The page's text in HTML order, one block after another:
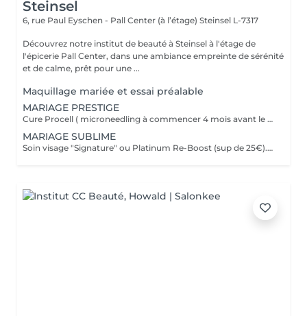
Steinsel
6, rue Paul Eyschen - Pall Center (à l’étage) Steinsel L-7317
Découvrez notre institut de beauté à Steinsel à l'étage de
l'épicerie Pall Center, dans une ambiance empreinte de sérénité
et de calme, prêt pour une ...
Maquillage mariée et essai préalable
MARIAGE PRESTIGE
Cure Procell ( microneedling à commencer 4 mois avant le jour J) ou cure Soin Signature. Gommage du corps et massage 1h : 1 semaine avant le jour J. Beauté des mains et beauté des pieds ( vernis semi permanent en supplément): 2 jours avant le jour J. Maquillage Mariée, le jour J + essai à votre convenance. Épilations au choix ( jambes entières, maillot intégral, aisselles , visage ou - ), 2 jours avant le jour J. Dates modulables évidemment. 1099€ à la place de 1435€.
MARIAGE SUBLIME
Soin visage "Signature" ou Platinum Re-Boost (sup de 25€). 1 semaine avant le jour J. Gommage du corps. 2 à 3 jours avant le jour J. Massage détente dos et épaules. 1 jour avant le jour J Beauté des pieds+ vernis simple ( semi permanent +6€). 2 jours avant le jour J Beauté des mains+ vernis classique ( semi permanent +15€). 2 à 3 jours avant le jour J Maquillage Mariée + essai. le jour J et l'essai au choix Épilations au choix ( jambes entières, maillot intégral, aisselles , visage ou - ), ( cire classique ). 3 jours avant le jour J Forfait à planifier avec votre esthéticienne, dates modulables évidemment 599€ à la place de 728€